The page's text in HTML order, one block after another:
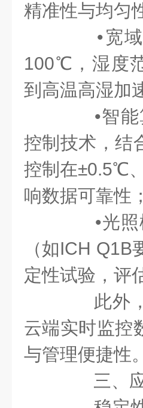
精准性与均匀
•宽域
100℃，湿度
到高温高湿加
•智能
控制技术，结
控制在±0.5℃
响数据可靠性；
•光照
（如ICH
定性试验，评
此外，
云端实时监控
与管理便捷性。
三、应